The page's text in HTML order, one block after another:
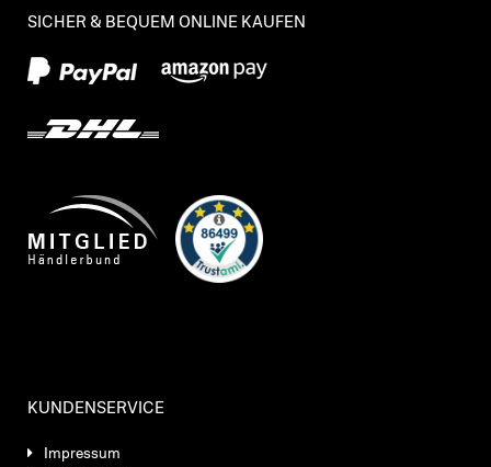
SICHER & BEQUEM ONLINE KAUFEN
KUNDENSERVICE
Impressum